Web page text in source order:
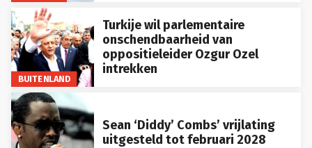
BUITENLAND
Turkije wil parlementaire
onschendbaarheid van
oppositieleider Ozgur Ozel
intrekken
Sean ‘Diddy’ Combs’ vrijlating
uitgesteld tot februari 2028